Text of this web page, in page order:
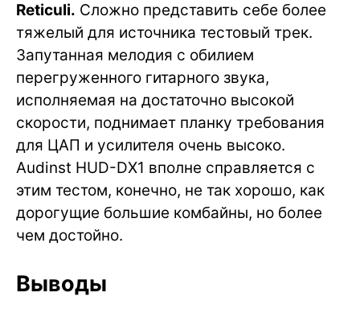
Reticuli. Сложно представить себе более
тяжелый для источника тестовый трек.
Запутанная мелодия с обилием
перегруженного гитарного звука,
исполняемая на достаточно высокой
скорости, поднимает планку требования
для ЦАП и усилителя очень высоко.
Audinst HUD-DX1 вполне справляется с
этим тестом, конечно, не так хорошо, как
дорогущие большие комбайны, но более
чем достойно.
Выводы